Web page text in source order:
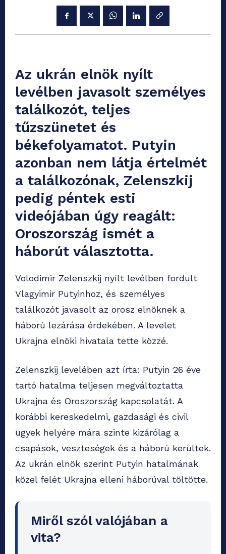
Az ukrán elnök nyílt
levélben javasolt személyes
találkozót, teljes
tűzszünetet és
békefolyamatot. Putyin
azonban nem látja értelmét
a találkozónak, Zelenszkij
pedig péntek esti
videójában úgy reagált:
Oroszország ismét a
háborút választotta.
Volodimir Zelenszkij nyílt levélben fordult
Vlagyimir Putyinhoz, és személyes
találkozót javasolt az orosz elnöknek a
háború lezárása érdekében. A levelet
Ukrajna elnöki hivatala tette közzé.
Zelenszkij levelében azt írta: Putyin 26 éve
tartó hatalma teljesen megváltoztatta
Ukrajna és Oroszország kapcsolatát. A
korábbi kereskedelmi, gazdasági és civil
ügyek helyére mára szinte kizárólag a
csapások, veszteségek és a háború kerültek.
Az ukrán elnök szerint Putyin hatalmának
közel felét Ukrajna elleni háborúval töltötte.
Miről szól valójában a
vita?